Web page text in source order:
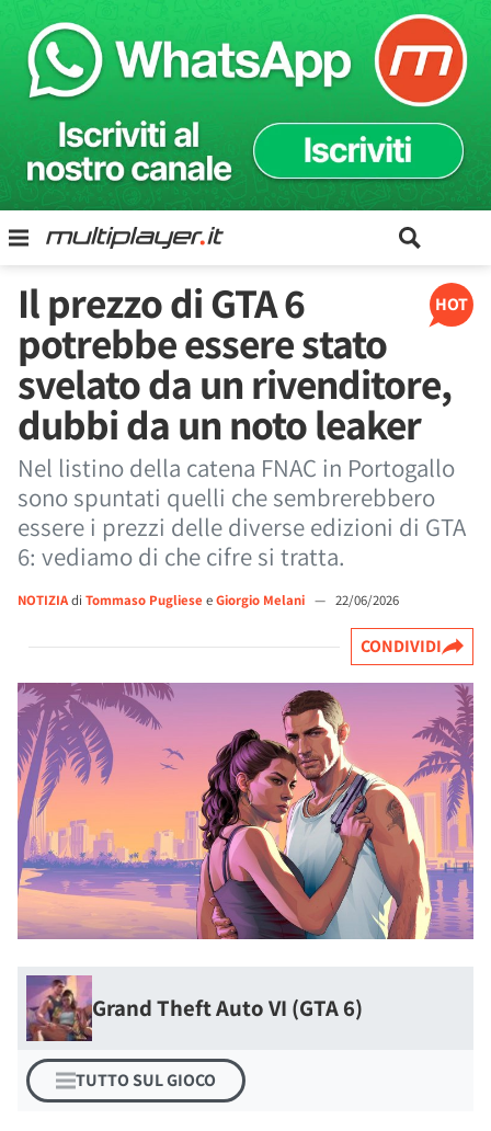
HOT
Il prezzo di GTA 6
potrebbe essere stato
svelato da un rivenditore,
dubbi da un noto leaker
Nel listino della catena FNAC in Portogallo
sono spuntati quelli che sembrerebbero
essere i prezzi delle diverse edizioni di GTA
6: vediamo di che cifre si tratta.
NOTIZIAdi Tommaso Pugliese eGiorgio Melani — 22/06/2026
CONDIVIDI
Grand Theft Auto VI (GTA 6)
TUTTO SUL GIOCO